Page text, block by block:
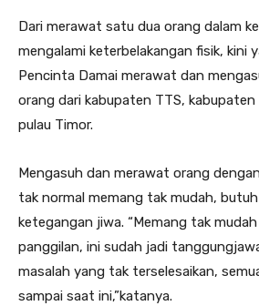
Dari merawat satu dua orang dalam
mengalami keterbelakangan fisik, kini
Pencinta Damai merawat dan
orang dari kabupaten TTS, kabupaten
pulau Timor.
Mengasuh dan merawat orang
tak normal memang tak mudah,
ketegangan jiwa. “Memang tak
panggilan, ini sudah jadi
masalah yang tak terselesaikan,
sampai saat ini,”katanya.